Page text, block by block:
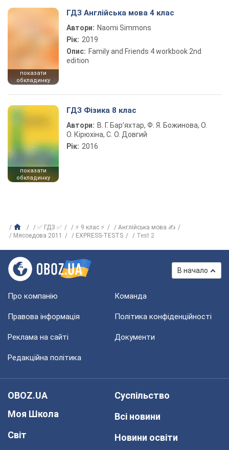
показати
обкладинку
ГДЗ Англійська мова 4 клас
Автори: Naomi Simmons
Рік: 2019
Опис: Family and Friends 4 workbook 2nd
edition
показати
обкладинку
ГДЗ Фізика 8 клас
Автори: В. Г. Бар’яхтар, Ф. Я. Божинова, О.
О. Кірюхіна, С. О. Довгий
Рік: 2016
✅ ГДЗ ✅ ⚡ 9 клас ⚡
Англійська мова ✍
Мясоедова 2011
EXPRESS-TESTS Test 2
В начало
Про компанію Команда
Правова інформація Політика конфіденційності
Реклама на сайті Документи
Редакційна політика
OBOZ.UA
Моя Школа
Світ
Суспільство
Всі новини
Новини освіти